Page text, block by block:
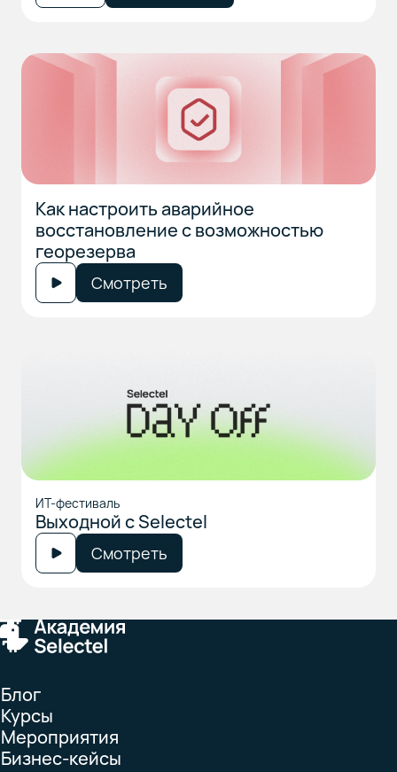
Как настроить аварийное
восстановление с возможностью
георезерва
Смотреть
ИТ-фестиваль
Выходной с Selectel
Смотреть
Блог
Курсы
Мероприятия
Бизнес-кейсы